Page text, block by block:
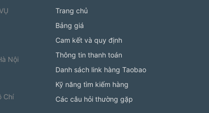
Nội
Chí
Trang chủ
Bảng giá
Cam kết và quy định
Thông tin thanh toán
Danh sách link hàng Taobao
Kỹ năng tìm kiếm hàng
Các câu hỏi thường gặp